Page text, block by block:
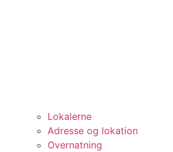
Lokalerne
Adresse og lokation
Overnatning